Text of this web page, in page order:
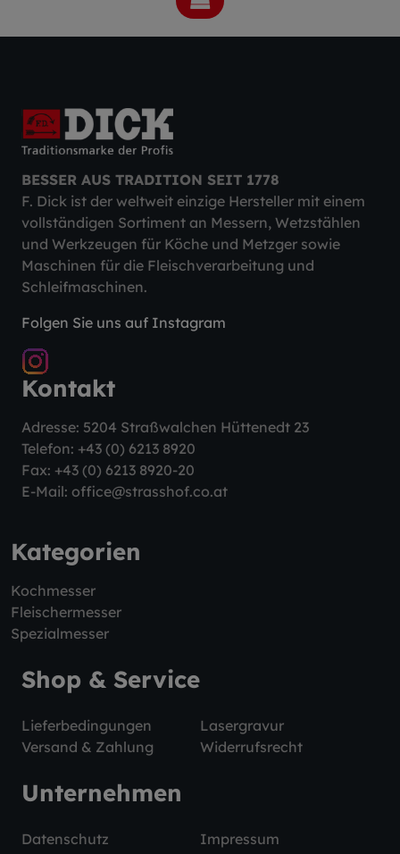
BESSER AUS TRADITION SEIT 1778
F. Dick ist der weltweit einzige Hersteller mit einem
vollständigen Sortiment an Messern, Wetzstählen
und Werkzeugen für Köche und Metzger sowie
Maschinen für die Fleischverarbeitung und
Schleifmaschinen.
Folgen Sie uns auf Instagram
Kontakt
Adresse: 5204 Straßwalchen Hüttenedt 23
Telefon: +43 (0) 6213 8920
Fax: +43 (0) 6213 8920-20
E-Mail: office@strasshof.co.at
Kategorien
Kochmesser
Fleischermesser
Spezialmesser
Shop & Service
Lieferbedingungen
Lasergravur
Versand & Zahlung
Widerrufsrecht
Unternehmen
Datenschutz
Impressum